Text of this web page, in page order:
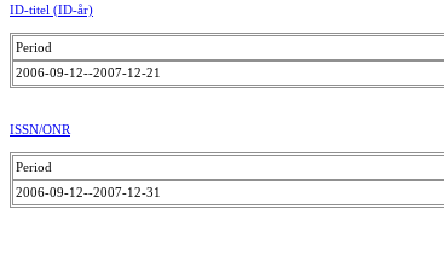
ID-titel (ID-år)
Period
2006-09-12--2007-12-21
ISSN/ONR
Period
2006-09-12--2007-12-31